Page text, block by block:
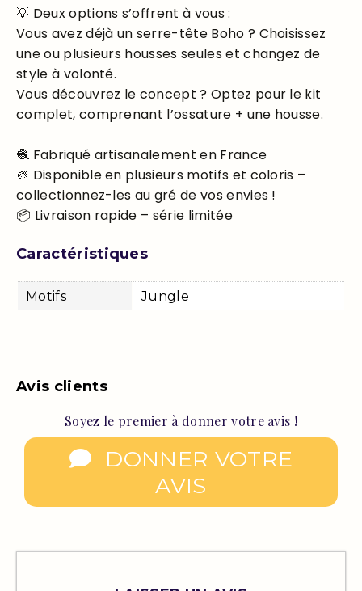
💡 Deux options s’offrent à vous :
Vous avez déjà un serre-tête Boho ? Choisissez
une ou plusieurs housses seules et changez de
style à volonté.
Vous découvrez le concept ? Optez pour le kit
complet, comprenant l’ossature + une housse.
🧶 Fabriqué artisanalement en France
🎨 Disponible en plusieurs motifs et coloris –
collectionnez-les au gré de vos envies !
📦 Livraison rapide – série limitée
Caractéristiques
Motifs Jungle
Avis clients
Soyez le premier à donner votre avis !
DONNER VOTRE
AVIS